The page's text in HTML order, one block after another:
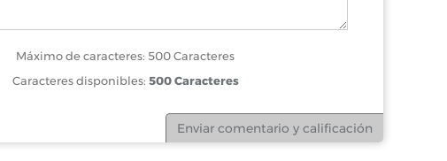
Máximo de caracteres: 500 Caracteres
Caracteres disponibles: 500 Caracteres